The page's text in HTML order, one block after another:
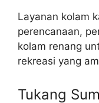
Layanan kolam
perencanaan,
kolam renang
rekreasi yang
Tukang